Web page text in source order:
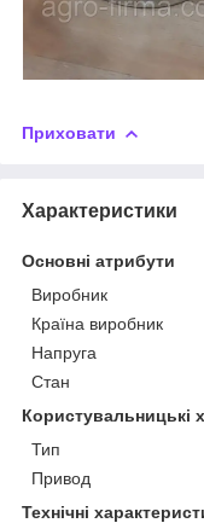
Приховати
Характеристики
Основні атрибути
Виробник
Країна виробник
Напруга
Стан
Користувальницькі
Тип
Привод
Технічні